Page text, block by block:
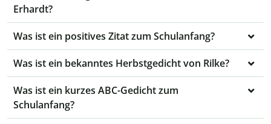
Erhardt?
Was ist ein positives Zitat zum Schulanfang?
Was ist ein bekanntes Herbstgedicht von Rilke?
Was ist ein kurzes ABC-Gedicht zum
Schulanfang?